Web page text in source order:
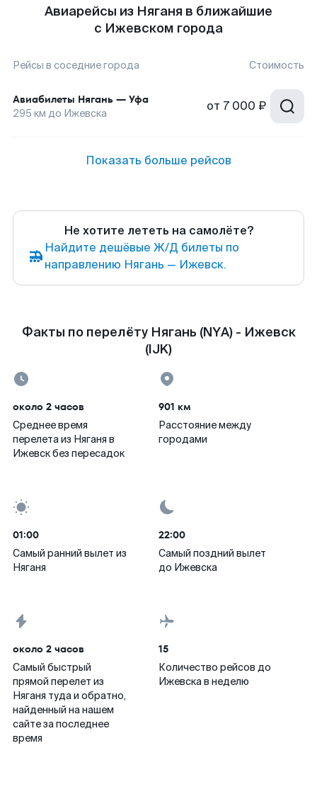
Авиарейсы из Няганя в ближайшие
с Ижевском города
Рейсы в соседние города Стоимость
Авиабилеты Нягань — Уфа
295 км до Ижевска от 7 000 ₽
Показать больше рейсов
Не хотите лететь на самолёте?
Найдите дешёвые Ж/Д билеты по
направлению Нягань — Ижевск.
Факты по перелёту Нягань (NYA) - Ижевск
(IJK)
около 2 часов
Среднее время
перелета из Няганя в
Ижевск без пересадок
901 км
Расстояние между
городами
01:00
Самый ранний вылет из
Няганя
22:00
Самый поздний вылет
до Ижевска
около 2 часов
Самый быстрый
прямой перелет из
Няганя туда и обратно,
найденный на нашем
сайте за последнее
время
15
Количество рейсов до
Ижевска в неделю